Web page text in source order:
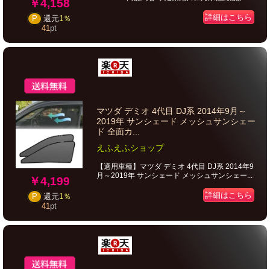
￥4,158
P 還元1％
41pt
詳細はこちら
￥4,199
P 還元1％
41pt
マツダ デミオ 4代目 DJ系 2014年9月～
2019年 サンシェード メッシュサンシェー
ド 全面カ...
えふえふショップ
【適用車種】マツダ デミオ 4代目 DJ系 2014年9
月～2019年 サンシェード メッシュサンシェー...
詳細はこちら